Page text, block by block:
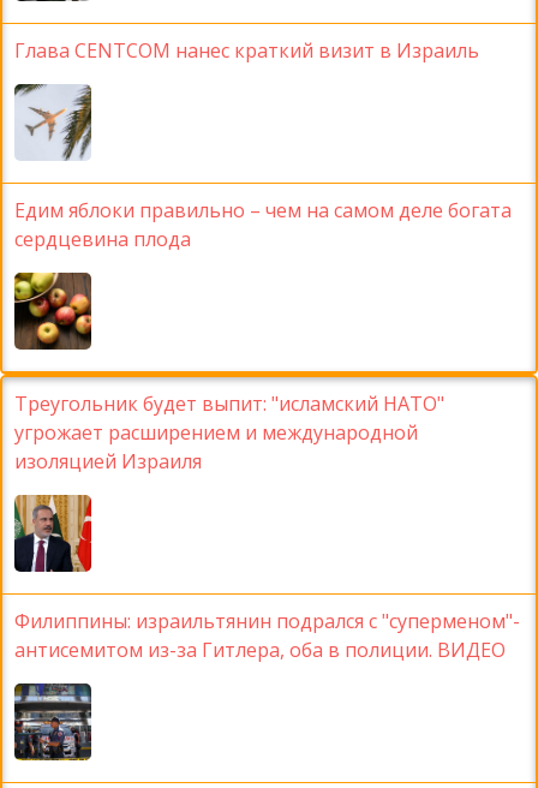
Глава CENTCOM нанес краткий визит в Израиль
Едим яблоки правильно – чем на самом деле богата
сердцевина плода
Треугольник будет выпит: "исламский НАТО"
угрожает расширением и международной
изоляцией Израиля
Филиппины: израильтянин подрался с "суперменом"-
антисемитом из-за Гитлера, оба в полиции. ВИДЕО